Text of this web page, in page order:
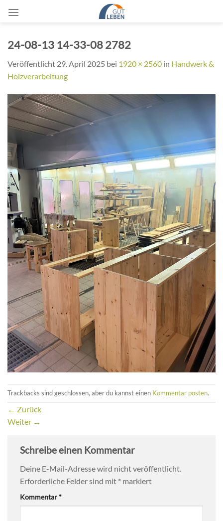
Inhalt
24-08-13 14-33-08 2782
Veröffentlicht 29. April 2025 bei 1920 × 2560 in Handwerk &
Holzverarbeitung
Trackbacks sind geschlossen, aber du kannst einen Kommentar posten.
← Zurück
Weiter →
Schreibe einen Kommentar
Deine E-Mail-Adresse wird nicht veröffentlicht.
Erforderliche Felder sind mit * markiert
Kommentar*